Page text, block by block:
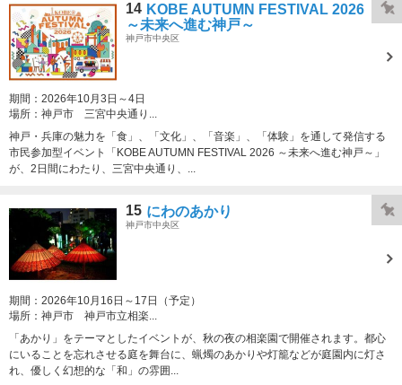
14 KOBE AUTUMN FESTIVAL 2026
～未来へ進む神戸～
神戸市中央区
期間： 2026年10月3日～4日
場所： 神戸市 三宮中央通り...
神戸・兵庫の魅力を「食」、「文化」、「音楽」、「体験」を通して発信する
市民参加型イベント「KOBE AUTUMN FESTIVAL 2026 ～未来へ進む神戸～」
が、2日間にわたり、三宮中央通り、...
15 にわのあかり
神戸市中央区
期間： 2026年10月16日～17日（予定）
場所： 神戸市 神戸市立相楽...
「あかり」をテーマとしたイベントが、秋の夜の相楽園で開催されます。都心
にいることを忘れさせる庭を舞台に、蝋燭のあかりや灯籠などが庭園内に灯さ
れ、優しく幻想的な「和」の雰囲...